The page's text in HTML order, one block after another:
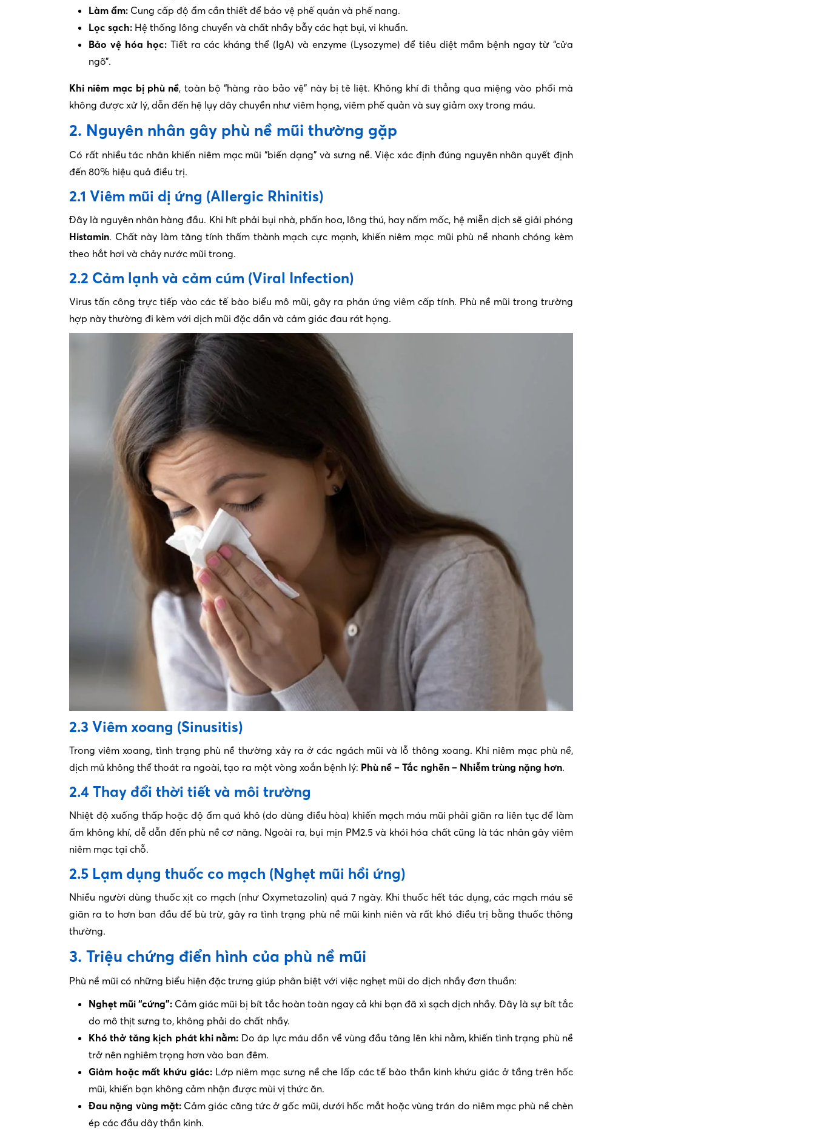
Làm ẩm: Cung cấp độ ẩm cần thiết để bảo vệ phế quản và phế nang.
Lọc sạch: Hệ thống lông chuyển và chất nhầy bẫy các hạt bụi, vi khuẩn.
Bảo vệ hóa học:Tiết ra các kháng thể (IgA) và enzyme (Lysozyme) để tiêu diệt mầm bệnh ngay từ “cửa
ngõ”.
Khi niêm mạc bị phù nề, toàn bộ “hàng rào bảo vệ” này bị tê liệt. Không khí đi thẳng qua miệng vào phổi mà
không được xử lý, dẫn đến hệ lụy dây chuyền như viêm họng, viêm phế quản và suy giảm oxy trong máu.
2. Nguyên nhân gây phù nề mũi thường gặp
Có rất nhiều tác nhân khiến niêm mạc mũi “biến dạng” và sưng nề. Việc xác định đúng nguyên nhân quyết định
đến 80% hiệu quả điều trị.
2.1 Viêm mũi dị ứng (Allergic Rhinitis)
Đây là nguyên nhân hàng đầu. Khi hít phải bụi nhà, phấn hoa, lông thú, hay nấm mốc, hệ miễn dịch sẽ giải phóng
Histamin. Chất này làm tăng tính thấm thành mạch cực mạnh, khiến niêm mạc mũi phù nề nhanh chóng kèm
theo hắt hơi và chảy nước mũi trong.
2.2 Cảm lạnh và cảm cúm (Viral Infection)
Virus tấn công trực tiếp vào các tế bào biểu mô mũi, gây ra phản ứng viêm cấp tính. Phù nề mũi trong trường
hợp này thường đi kèm với dịch mũi đặc dần và cảm giác đau rát họng.
2.3 Viêm xoang (Sinusitis)
Trong viêm xoang, tình trạng phù nề thường xảy ra ở các ngách mũi và lỗ thông xoang. Khi niêm mạc phù nề,
dịch mủ không thể thoát ra ngoài, tạo ra một vòng xoắn bệnh lý: Phù nề – Tắc nghẽn – Nhiễm trùng nặng hơn.
2.4 Thay đổi thời tiết và môi trường
Nhiệt độ xuống thấp hoặc độ ẩm quá khô (do dùng điều hòa) khiến mạch máu mũi phải giãn ra liên tục để làm
ấm không khí, dễ dẫn đến phù nề cơ năng. Ngoài ra, bụi mịn PM2.5 và khói hóa chất cũng là tác nhân gây viêm
niêm mạc tại chỗ.
2.5 Lạm dụng thuốc co mạch (Nghẹt mũi hồi ứng)
Nhiều người dùng thuốc xịt co mạch (như Oxymetazolin) quá 7 ngày. Khi thuốc hết tác dụng, các mạch máu sẽ
giãn ra to hơn ban đầu để bù trừ, gây ra tình trạng phù nề mũi kinh niên và rất khó điều trị bằng thuốc thông
thường.
3. Triệu chứng điển hình của phù nề mũi
Phù nề mũi có những biểu hiện đặc trưng giúp phân biệt với việc nghẹt mũi do dịch nhầy đơn thuần:
Nghẹt mũi “cứng”: Cảm giác mũi bị bít tắc hoàn toàn ngay cả khi bạn đã xì sạch dịch nhầy. Đây là sự bít tắc
do mô thịt sưng to, không phải do chất nhầy.
Khó thở tăng kịch phát khi nằm: Do áp lực máu dồn về vùng đầu tăng lên khi nằm, khiến tình trạng phù nề
trở nên nghiêm trọng hơn vào ban đêm.
Giảm hoặc mất khứu giác:Lớp niêm mạc sưng nề che lấp các tế bào thần kinh khứu giác ở tầng trên hốc
mũi, khiến bạn không cảm nhận được mùi vị thức ăn.
Đau nặng vùng mặt:Cảm giác căng tức ở gốc mũi, dưới hốc mắt hoặc vùng trán do niêm mạc phù nề chèn
ép các đầu dây thần kinh.